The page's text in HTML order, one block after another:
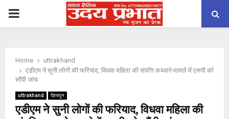
PRIMARY
Home
uttrakhand
एडीएम ने सुनी लोगों की फरियाद, विधवा महिला की संपत्ति कब्जाने मामले में एसपी को
सौंपी जांच
uttrakhand देहरादून
एडीएम ने सुनी लोगों की फरियाद, विधवा महिला की